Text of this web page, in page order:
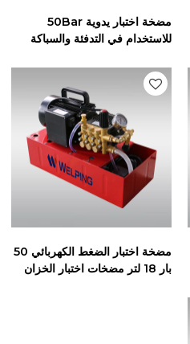
مضخة اختبار يدوية 50Bar
للاستخدام في التدفئة والسباكة
مضخة اختبار الضغط الكهربائي 50
بار 18 لتر مضخات اختبار الخزان